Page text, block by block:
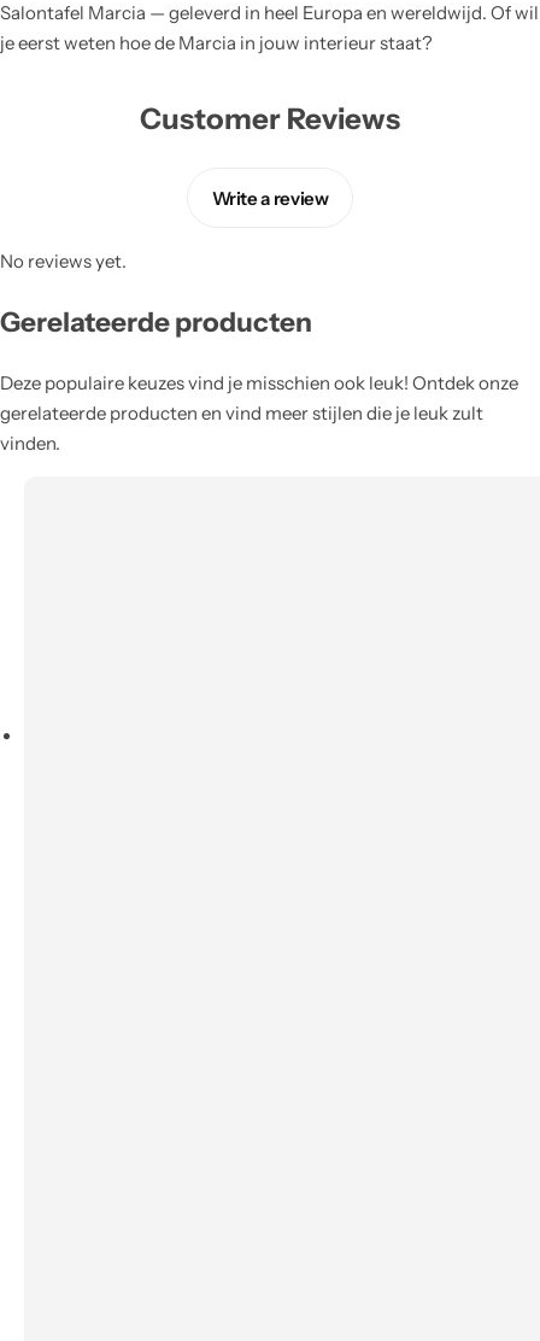
Salontafel Marcia — geleverd in heel Europa en wereldwijd. Of wil
je eerst weten hoe de Marcia in jouw interieur staat?
Customer Reviews
Write a review
No reviews yet.
Gerelateerde producten
Deze populaire keuzes vind je misschien ook leuk! Ontdek onze
gerelateerde producten en vind meer stijlen die je leuk zult
vinden.